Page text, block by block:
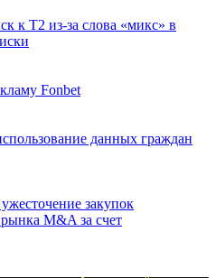
к Т2 из-за слова «микс» в
Fonbet
данных граждан
закупок
M&A за счет